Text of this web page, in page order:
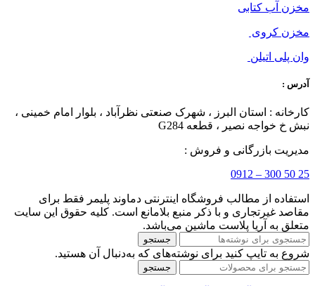
مخزن آب کتابی
مخزن کروی
وان پلی اتیلن
آدرس :
کارخانه : استان البرز ، شهرک صنعتی نظرآباد ، بلوار امام خمینی ،
نبش خ خواجه نصیر ، قطعه G284
مدیریت بازرگانی و فروش :
25 50 300 – 0912
استفاده از مطالب فروشگاه اینترنتی دماوند پلیمر فقط برای
مقاصد غیرتجاری و با ذکر منبع بلامانع است. کلیه حقوق این سایت
متعلق به آریا پلاست ماشین می‌باشد.
جستجو
شروع به تایپ کنید برای نوشته‌های که به‌دنبال آن هستید.
جستجو